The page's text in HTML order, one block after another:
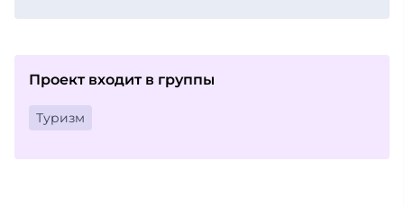
Проект входит в группы
Туризм